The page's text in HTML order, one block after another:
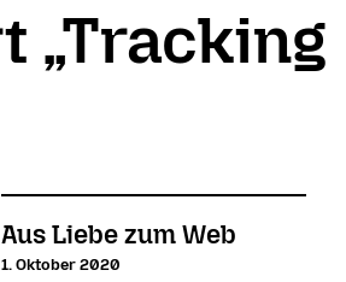
„Tracking
Aus Liebe zum Web
1. Oktober 2020